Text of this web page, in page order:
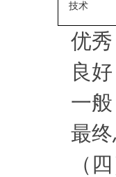
技术
优
良
一
最
（